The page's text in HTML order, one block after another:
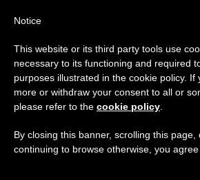
Aviso importante
Del 27 de julio al 7 de agosto
anual, aprovechando que en el
se generan menos informaciones
Notice
This website or its third party tools use
necessary to its functioning and required
purposes illustrated in the cookie policy. If
more or withdraw your consent to all or
please refer to the cookie policy
By closing this banner, scrolling this page,
continuing to browse otherwise, you